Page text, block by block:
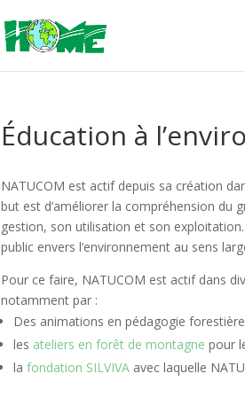
Éducation à
NATUCOM est actif depuis sa création
but est d’améliorer la compréhension du
gestion, son utilisation et son
public envers l’environnement au sens
Pour ce faire, NATUCOM est actif dans
notamment par :
Des animations en pédagogie
les ateliers en forêt de montagne pour
la fondation SILVIVA avec laquelle